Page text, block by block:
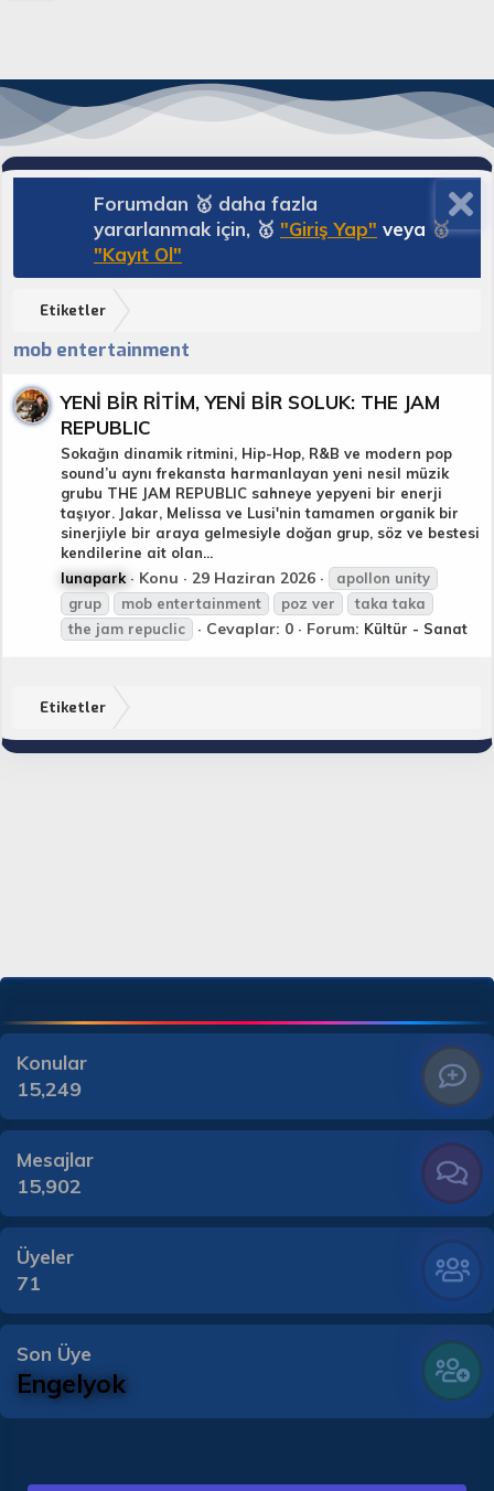
Forumdan 🥇 daha fazla
yararlanmak için, 🥇 "Giriş Yap" veya 🥇
"Kayıt Ol"
Etiketler
mob entertainment
YENİ BİR RİTİM, YENİ BİR SOLUK: THE JAM
REPUBLIC
Sokağın dinamik ritmini, Hip-Hop, R&B ve modern pop
sound’u aynı frekansta harmanlayan yeni nesil müzik
grubu THE JAM REPUBLIC sahneye yepyeni bir enerji
taşıyor. Jakar, Melissa ve Lusi'nin tamamen organik bir
sinerjiyle bir araya gelmesiyle doğan grup, söz ve bestesi
kendilerine ait olan...
lunapark
Konu 29 Haziran 2026
apollon unity
grup
mob entertainment poz ver
taka taka
the jam repuclic
Cevaplar: 0 Forum: Kültür - Sanat
Etiketler
Konular
15,249
Mesajlar
15,902
Üyeler
71
Son Üye
Engelyok